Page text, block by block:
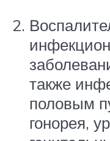
также
половым
гонорея,